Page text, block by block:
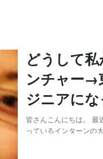
どうして
ンチャー→
ジニアにな
皆さんこんにちは。 最近、パンのキーホルダーを買ってテンションが上が
っているインターンの大塚です。 笑顔が輝いていて